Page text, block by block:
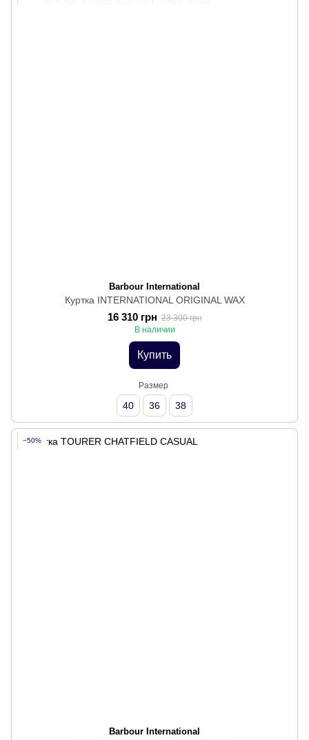
Barbour International
Куртка INTERNATIONAL ORIGINAL WAX
16 310 грн 23 300 грн
В наличии
Купить
Размер
40 36 38
−50%
Barbour International